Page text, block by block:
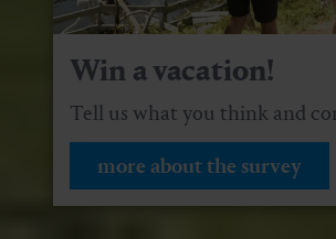
Win a vacation!
Tell us what you think and
more about the survey